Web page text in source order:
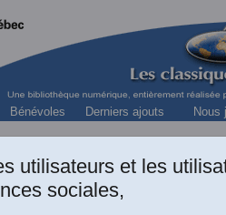
Bénévoles Derniers ajouts Nous
Pour
utilisateurs et les
sociales,